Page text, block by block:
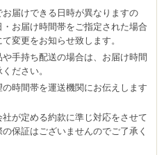
届けできる日時が異なりますの
お届け時間帯をご指定された場合
変更をお知らせ致します。
手持ち配送の場合は、お届け時間
ださい。
時間帯を運送機関にお伝えします
が定める約款に準じ対応をさせて
保証はございませんのでご了承く